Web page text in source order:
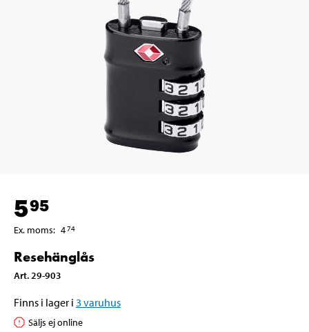
595
Ex. moms: 474
Resehänglås
Art. 29-903
Finns i lager i 3 varuhus
Säljs ej online